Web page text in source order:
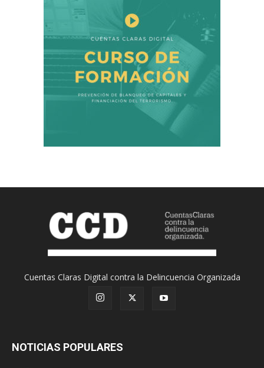
Cuentas Claras Digital contra la Delincuencia Organizada
NOTICIAS POPULARES